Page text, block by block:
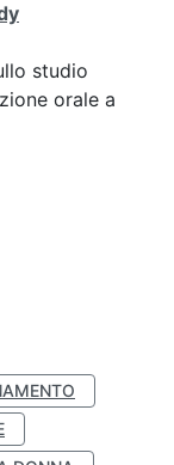
studio
orale a